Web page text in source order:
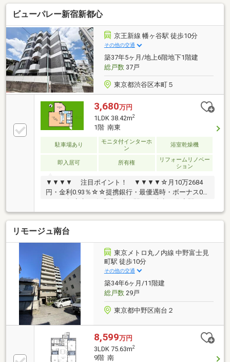
ム付 住戸内のクロゼットとあわせて荷物を整理しや
すい住まい◆新規内装フルリフォーム済 システムキ
ッチン、ユニットバス、洗面化粧台、トイレ等を交
換 食洗機、浄水器一体型水栓、換気乾燥暖房機、追
焚機能【地域密着44年】西荻窪の昭和建物です。杉
並・中野・武蔵野・練馬に特化し、不動産購入や買換
えを丁寧にサポート。地域情報にも精通したスタッフ
がご提案します。お気軽にご相談ください。
ビューパレー新宿新都心
京王新線 幡ヶ谷駅 徒歩10分
その他の交通
築37年5ヶ月/地上6階地下1階建
総戸数37戸
東京都渋谷区本町５
3,680万円
1LDK 38.42m2
1階 南東
駐車場あり
モニタ付インターホ
ン
浴室乾燥機
即入居可 所有権
リフォームリノベー
ション
▼▼▼▼ 注目ポイント！ ▼▼▼▼☆月10万2684
円・金利0.93％☆☆提携銀行・最優遇時・ボーナス0
円・35年◆京王線「幡ヶ谷」駅から徒歩10分◆駅から
の道中は商店街で賑わいのある街並み◆1989年築のオ
ートロック設置マンション◆2016年に大規模修繕工事
実施済み◆内装新規リフォーム実施済み◆「もっと安
い住宅ローン」が見つかる！ 提携の金融機関は55
社以上！◆「勤続期間が短い」「諸費用まで借りた
い」 さまざまな条件下でのローンご相談ください！
◆「即！見学！」＆「車で送迎」サービス実施
リモージュ南台
東京メトロ丸ノ内線 中野富士見
町駅 徒歩10分
その他の交通
築34年6ヶ月/11階建
総戸数29戸
東京都中野区南台２
8,599万円
3LDK 75.63m2
9階 南